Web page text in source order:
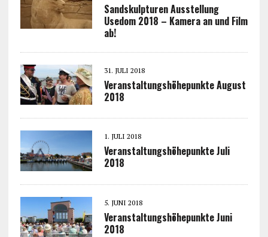
Sandskulpturen Ausstellung
Usedom 2018 – Kamera an und Film
ab!
31. JULI 2018
Veranstaltungshöhepunkte August
2018
1. JULI 2018
Veranstaltungshöhepunkte Juli
2018
5. JUNI 2018
Veranstaltungshöhepunkte Juni
2018